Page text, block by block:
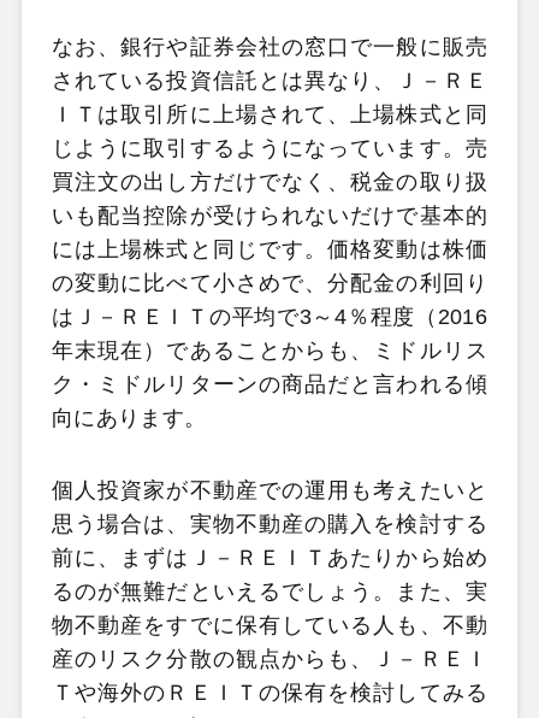
なお、銀行や証券会社の窓口で一般に販売
されている投資信託とは異なり、Ｊ－ＲＥ
ＩＴは取引所に上場されて、上場株式と同
じように取引するようになっています。売
買注文の出し方だけでなく、税金の取り扱
いも配当控除が受けられないだけで基本的
には上場株式と同じです。価格変動は株価
の変動に比べて小さめで、分配金の利回り
はＪ－ＲＥＩＴの平均で3～4％程度（2016
年末現在）であることからも、ミドルリス
ク・ミドルリターンの商品だと言われる傾
向にあります。
個人投資家が不動産での運用も考えたいと
思う場合は、実物不動産の購入を検討する
前に、まずはＪ－ＲＥＩＴあたりから始め
るのが無難だといえるでしょう。また、実
物不動産をすでに保有している人も、不動
産のリスク分散の観点からも、Ｊ－ＲＥＩ
Ｔや海外のＲＥＩＴの保有を検討してみる